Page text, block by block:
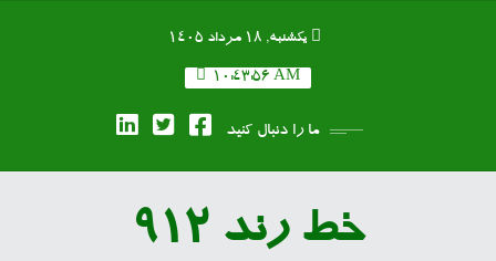
یکشنبه, ۱۸ مرداد ۱۴۰۵
10:43:57 AM
ما را دنبال کنید
خط رند 912